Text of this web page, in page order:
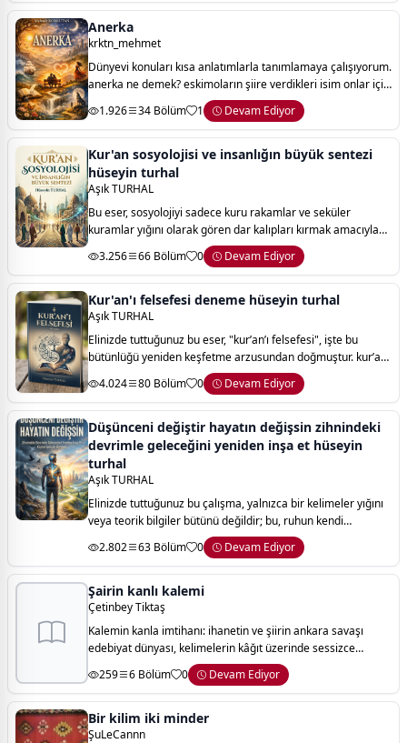
Anerka
krktn_mehmet
Dünyevi konuları kısa anlatımlarla tanımlamaya çalışıyorum.
anerka ne demek? eskimoların şiire verdikleri isim onlar için
şiir bir nefer almak kadar önemli.
1.926 34 Bölüm 1 Devam Ediyor
Kur'an sosyolojisi ve insanlığın büyük sentezi
hüseyin turhal
Aşık TURHAL
Bu eser, sosyolojiyi sadece kuru rakamlar ve seküler
kuramlar yığını olarak gören dar kalıpları kırmak amacıyla
kaleme alınmıştır. "kur’an sosyolojisi ve insanlığın büyük
sentezi", ilahi vahyin sunduğ
3.256 66 Bölüm 0 Devam Ediyor
Kur'an'ı felsefesi deneme hüseyin turhal
Aşık TURHAL
Elinizde tuttuğunuz bu eser, "kur’an’ı felsefesi", işte bu
bütünlüğü yeniden keşfetme arzusundan doğmuştur. kur’an;
sadece bir inanç kitabı, bir emirler ve yasaklar manzumesi
değildir. o; aklı özgürle
4.024 80 Bölüm 0 Devam Ediyor
Düşünceni değiştir hayatın değişsin zihnindeki
devrimle geleceğini yeniden inşa et hüseyin
turhal
Aşık TURHAL
Elinizde tuttuğunuz bu çalışma, yalnızca bir kelimeler yığını
veya teorik bilgiler bütünü değildir; bu, ruhun kendi
derinliklerine yaptığı en cesur yolculuğun haritasıdır. insanlık
tarihi boyunca aran
2.802 63 Bölüm 0 Devam Ediyor
Şairin kanlı kalemi
Çetinbey Tiktaş
Kalemin kanla imtihanı: ihanetin ve şiirin ankara savaşı
edebiyat dünyası, kelimelerin kâğıt üzerinde sessizce
süzüldüğü bir liman olarak bilinir. ancak bu romanda şiir; bir
yaşam mücadelesinin, kar
259 6 Bölüm 0 Devam Ediyor
Bir kilim iki minder
ŞuLeCannn